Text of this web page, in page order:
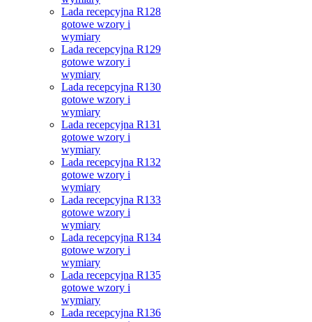
Lada recepcyjna R128
gotowe wzory i
wymiary
Lada recepcyjna R129
gotowe wzory i
wymiary
Lada recepcyjna R130
gotowe wzory i
wymiary
Lada recepcyjna R131
gotowe wzory i
wymiary
Lada recepcyjna R132
gotowe wzory i
wymiary
Lada recepcyjna R133
gotowe wzory i
wymiary
Lada recepcyjna R134
gotowe wzory i
wymiary
Lada recepcyjna R135
gotowe wzory i
wymiary
Lada recepcyjna R136